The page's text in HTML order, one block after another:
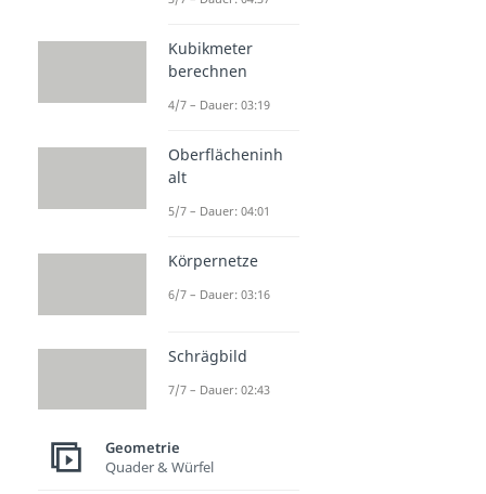
Kubikmeter
berechnen
4/7 – Dauer: 03:19
Oberflächeninh
alt
5/7 – Dauer: 04:01
Körpernetze
6/7 – Dauer: 03:16
Schrägbild
7/7 – Dauer: 02:43
Geometrie
Quader & Würfel